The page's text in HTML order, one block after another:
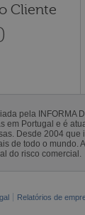
Cliente
pela INFORMA
em Portugal e é
Desde 2004
de todo o mundo.
do risco comercial.
Relatórios de